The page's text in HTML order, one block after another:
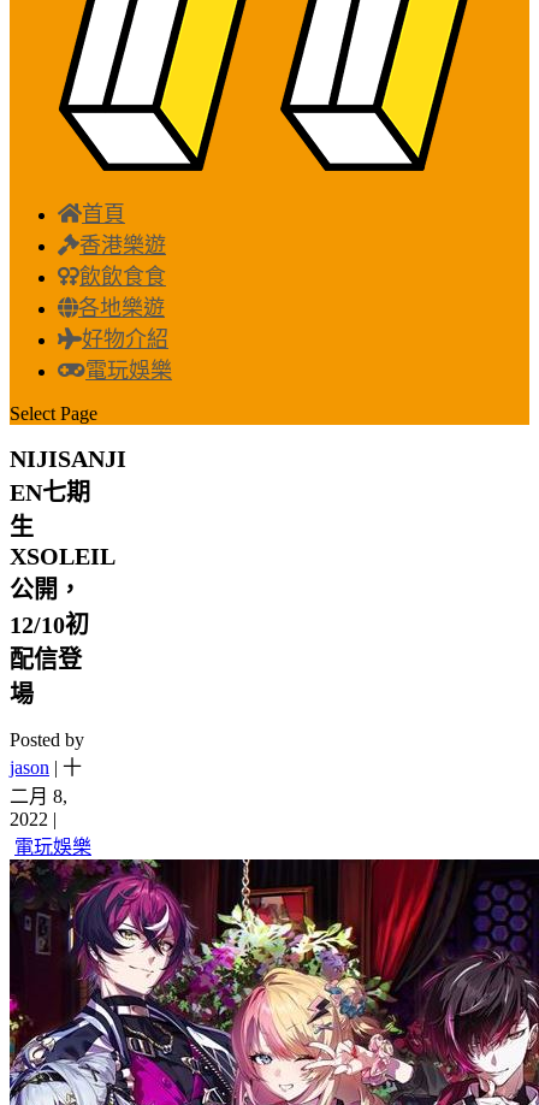
首頁
香港樂遊
飲飲食食
各地樂遊
好物介紹
電玩娛樂
Select Page
NIJISANJI
EN七期
生
XSOLEIL
公開，
12/10初
配信登
場
Posted by
jason | 十
二月 8,
2022 |
電玩娛樂